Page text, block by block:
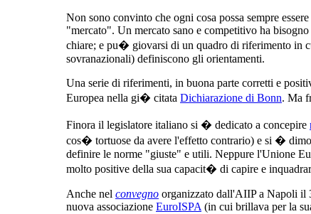
Non sono convinto che ogni cosa possa sempre
"mercato". Un mercato sano e competitivo ha
chiare; e pu� giovarsi di un quadro di riferimento in
sovranazionali) definiscono gli orientamenti.
Una serie di riferimenti, in buona parte corretti e
Europea nella gi� citata Dichiarazione di Bonn. Ma
Finora il legislatore italiano si � dedicato a concepire
cos� tortuose da avere l'effetto contrario) e si �
definire le norme "giuste" e utili. Neppure l'Unione
molto positive della sua capacit� di capire e
Anche nel convegno organizzato dall'AIIP a Napoli il
nuova associazione EuroISPA (in cui brillava per la